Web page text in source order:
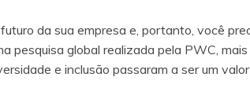
da sua empresa e, portanto, você
pesquisa global realizada pela PWC,
e inclusão passaram a ser um